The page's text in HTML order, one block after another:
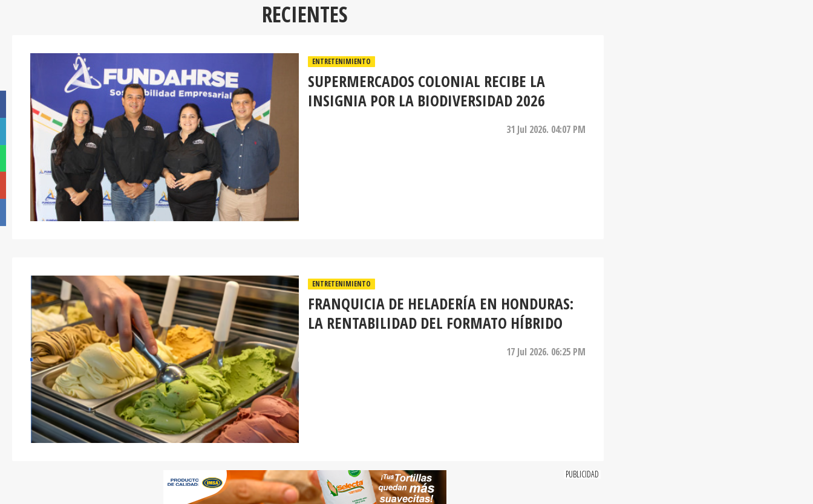
RECIENTES
ENTRETENIMIENTO
SUPERMERCADOS COLONIAL RECIBE LA
INSIGNIA POR LA BIODIVERSIDAD 2026
31 Jul 2026. 04:07 PM
ENTRETENIMIENTO
FRANQUICIA DE HELADERÍA EN HONDURAS:
LA RENTABILIDAD DEL FORMATO HÍBRIDO
17 Jul 2026. 06:25 PM